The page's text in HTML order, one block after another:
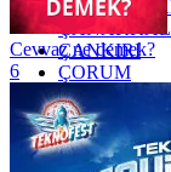
ÇANKIRI
ÇORUM
İSTANBUL
İZMİR
ŞANLIURFA
ŞIRNAK
Cevvaz ne demek?
6